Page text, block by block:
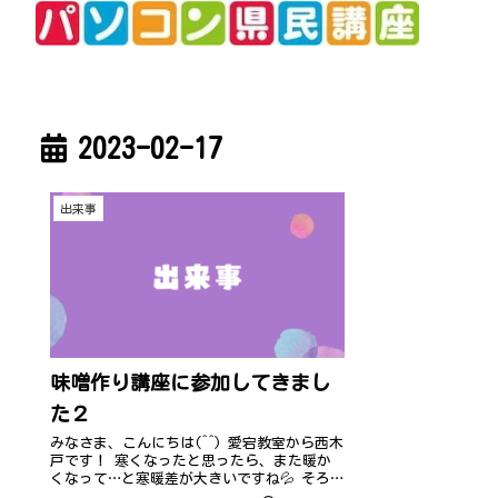
2023-02-17
出来事
味噌作り講座に参加してきまし
た２
みなさま、こんにちは(^^) 愛宕教室から西木
戸です！ 寒くなったと思ったら、また暖か
くなって…と寒暖差が大きいですね💦 そろそ